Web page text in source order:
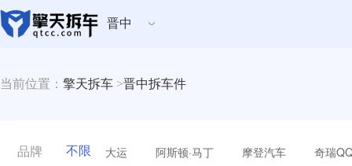
晋中
当前位置： 擎天拆车 >晋中拆车件
品牌 不限 大运 阿斯顿·马丁 摩登汽车 奇瑞